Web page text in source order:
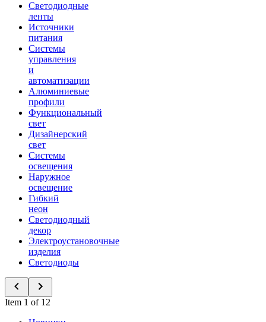
Светодиодные
ленты
Источники
питания
Системы
управления
и
автоматизации
Алюминиевые
профили
Функциональный
свет
Дизайнерский
свет
Системы
освещения
Наружное
освещение
Гибкий
неон
Светодиодный
декор
Электроустановочные
изделия
Светодиоды
Item 1 of 12